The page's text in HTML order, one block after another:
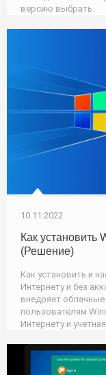
версию выбрать.
10.11.2022
Как установить
(Решение)
Как установить и
Интернету и без
внедряет облачные
пользователям
Интернету и